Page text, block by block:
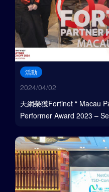
活動
2024/04/02
天網榮獲Fortinet “ Macau Partner of the Year 2023” “ Star
Performer Award 2023 –